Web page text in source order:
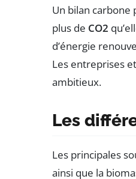
Un bilan
plus de CO2
d’énergie
Les entreprises
ambitieux.
Les
Les principales
ainsi que la